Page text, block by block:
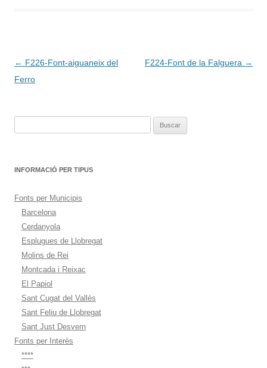
Navegación
de
← F226-Font-aiguaneix del
Ferro
F224-Font de la Falguera →
INFORMACIÓ PER TIPUS
Fonts per Municipis
Barcelona
Cerdanyola
Esplugues de Llobregat
Molins de Rei
Montcada i Reixac
El Papiol
Sant Cugat del Vallès
Sant Feliu de Llobregat
Sant Just Desvern
Fonts per Interès
****